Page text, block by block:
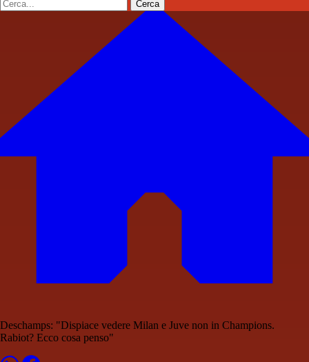
Cerca
Deschamps: "Dispiace vedere Milan e Juve non in Champions.
Rabiot? Ecco cosa penso"